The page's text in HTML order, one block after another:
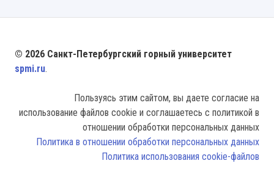
© 2026 Санкт-Петербургский горный университет
spmi.ru.
Пользуясь этим сайтом, вы даете согласие на
использование файлов cookie и соглашаетесь с политикой в
отношении обработки персональных данных
Политика в отношении обработки персональных данных
Политика использования cookie-файлов